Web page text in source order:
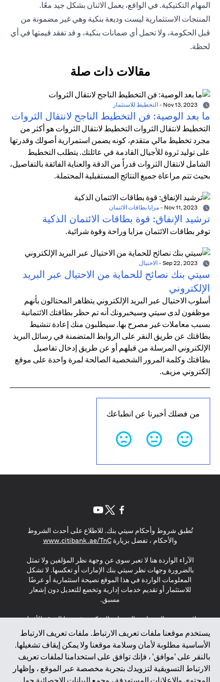
المهام التكتيكية. في الواقع، يعمل الاثنان بشكل جيد معًا.
المنتجات الاستثمارية ليست وديعة بنكية وهي غير مضمونة من
قبل الحكومة، ولا تحمل أي ضمانات بنكية، و قد تفقد قيمتها في أي
لحظة.
مقالات ذات صلة
- التخطيط للاستثمار
ما بعد الوصية: فن التخطيط الناجح لانتقال الثروات
التخطيط لانتقال الثروات التخطيط لانتقال الثروات هو أكثر من
مجرد تخطيط مالي متقدم، كونه يضمن استمرارية أصولك وقدرتها
على توليد ثروة للأجيال القادمة في عائلتك. يتطلب التخطيط
الشامل لانتقال الثروات قدراً من الدقة والعناية الفائقة بالتفاصيل،
بحيث تتم مراعاة جميع النتائج المستقبلية المحتملة.
- مزايا بطاقات الائتمان
ترشيد الإنفاق: قوة بطاقات الائتمان الذكية
توفر بطاقات الائتمان مزايا وراحة وقوة شرائية.
- الاحتيال
سيتي بنك نصائح للحماية من الاحتيال عبر البريد
الإلكتروني
أسلوب الاحتيال عبر البريد الإلكتروني يتظاهر المحتالون بأنهم
موظفون لدى سيتي وسيخبرونك أنه تم حظر بطاقتك الائتمانية
بسبب معاملات غير مصرح بها. سيطلبون منك إعادة تنشيط
بطاقتك عن طريق النقر على الروابط المتضمنة في رسائل البريد
الإلكتروني المرسلة من قبلهم أو عن طريق إدخال تفاصيل
بطاقتك وكلمة المرور الشخصية الصالحة لمرة واحدة على موقع
إلكتروني مزيف.
من فضلك أخبرنا عن انطباعك
يستخدم موقعنا ملفات تعريف الارتباط. ملفات تعريف الارتباط
الأساسية مطلوبة لأمان وسلامة موقعنا ولا يمكن إيقاف تشغيلها.
بالنقر على 'موافق' ، فإنك توافق على استخدامنا لملفات تعريف
الارتباط التسويقية لتزويدك بتجربة مخصصة عبر الموقع ، وإظهار
تُطبق شروط وأحكام سيتي بنك. للاطلاع على أحدث الشروط
والأحكام ، تفضل بزيارةwww.citibank.ae/TnC
in a new tab
الآراء الواردة هنا لا تعبر سوى عن وجهة نظر المؤلفين ولا تمثل
بالضرورة وجهات نظر سيتي بنك الإمارات أو تعكسها. لا تشكل
المعلومات الواردة في هذا الموقع نصيحة استثمارية أو عرضًا
للاستثمار أو تقديم خدمات إدارية وتخضع للتعديل دون إشعار
مسبق.
لا يتم تقديم المنتجات والخدمات المذكورة في هذا الموقع للأفراد
المقيمين في الاتحاد الأوروبي أو المنطقة الاقتصادية الأوروبية أو
سويسرا أو غيرنسي أو جيرسي أو موناكو أو سان مارينو أو
الفاتيكان أو جزيرة مان أو المملكة المتحدة أو خصوصية البيانات
(لائحة حماية البيانات العامة \ قانون حماية البيانات الشخصية
العامة \ قانون خصوصية نيوزيلندا). المحتوى الموجود في هذه
الصفحة ليس ولا ينبغي تفسيره على أنه عرض أو دعوة أو دعوة